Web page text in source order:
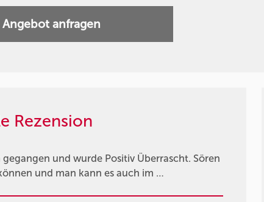
Angebot anfragen
Rezension
und wurde Positiv Überrascht. Sören
und man kann es auch im …